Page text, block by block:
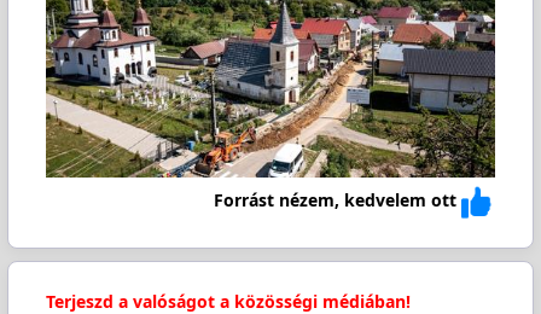
Forrást nézem, kedvelem ott
Terjeszd a valóságot a közösségi médiában!